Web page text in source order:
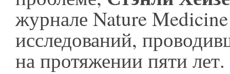
журнале Nature Medicine
исследований,
на протяжении пяти лет.